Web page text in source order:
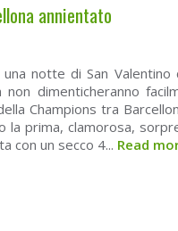
annientato
una notte di San
non dimenticheranno
Champions tra
la prima, clamorosa,
con un secco 4... Read